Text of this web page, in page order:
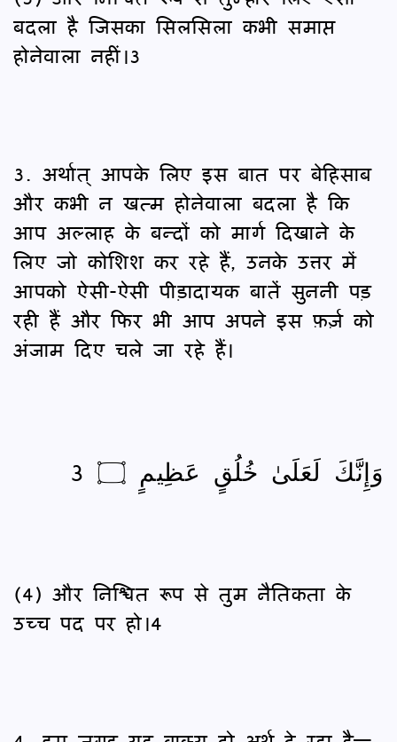
बदला है जिसका सिलसिला कभी समाप्त
होनेवाला नहीं।3
3. अर्थात् आपके लिए इस बात पर बेहिसाब
और कभी न खत्म होनेवाला बदला है कि
आप अल्लाह के बन्दों को मार्ग दिखाने के
लिए जो कोशिश कर रहे हैं, उनके उत्तर में
आपको ऐसी-ऐसी पीड़ादायक बातें सुननी पड़
रही हैं और फिर भी आप अपने इस फ़र्ज़ को
अंजाम दिए चले जा रहे हैं।
وَإِنَّكَ لَعَلَىٰ خُلُقٍ عَظِيمٍ ۝ 3
(4) और निश्चित रूप से तुम नैतिकता के
उच्च पद पर हो।4